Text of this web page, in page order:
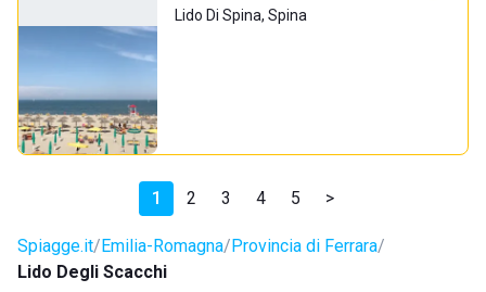
Lido Di Spina, Spina
1 2 3 4 5 >
Spiagge.it Emilia-Romagna Provincia di Ferrara
Lido Degli Scacchi